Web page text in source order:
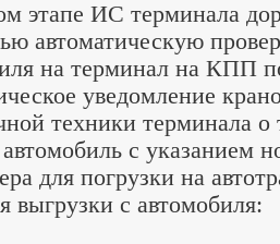
этапе ИС терминала
автоматическую
на терминал на КПП
уведомление
техники терминала
с указанием
для погрузки на
выгрузки с автомобиля: